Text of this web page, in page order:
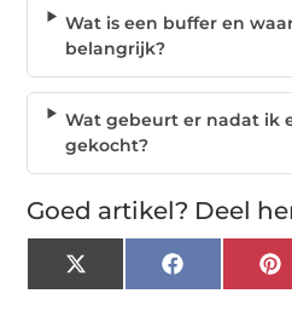
Wat is een buffer en
belangrijk?
Wat gebeurt er nadat ik
gekocht?
Goed artikel? Deel
X
(Twitter)
Facebook